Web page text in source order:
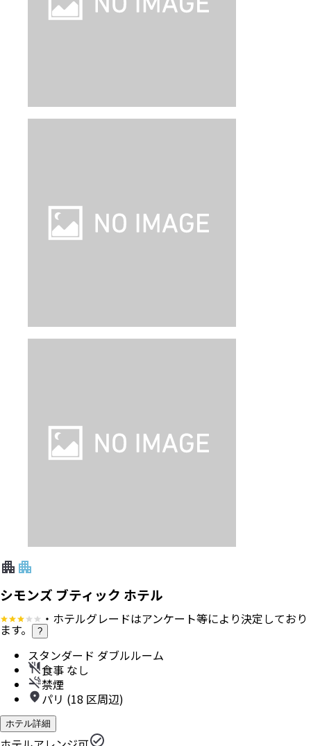
シモンズ ブティック ホテル
・ホテルグレードはアンケート等により決定しており
ます。 ?
スタンダード ダブルルーム
食事 なし
禁煙
パリ (18 区周辺)
ホテル詳細